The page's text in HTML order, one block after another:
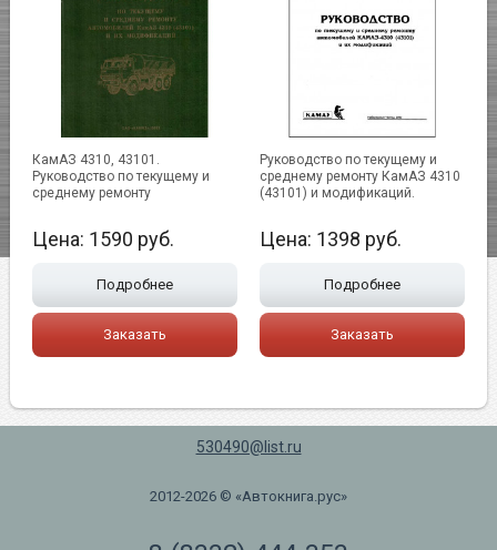
КамАЗ 4310, 43101.
Руководство по текущему и
среднему ремонту
Цена: 1590 руб.
Подробнее
Заказать
Руководство по текущему и
среднему ремонту КамАЗ 4310
(43101) и модификаций.
Цена: 1398 руб.
Подробнее
Заказать
530490@list.ru
2012-2026 © «Автокнига.рус»